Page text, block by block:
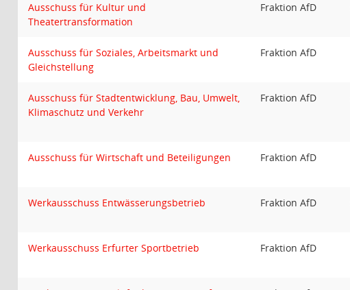
Ausschuss für Kultur und
Theatertransformation
Fraktion AfD
Ausschuss für Soziales, Arbeitsmarkt und
Gleichstellung
Fraktion AfD
Ausschuss für Stadtentwicklung, Bau, Umwelt,
Klimaschutz und Verkehr
Fraktion AfD
Ausschuss für Wirtschaft und Beteiligungen Fraktion AfD
Werkausschuss Entwässerungsbetrieb Fraktion AfD
Werkausschuss Erfurter Sportbetrieb Fraktion AfD